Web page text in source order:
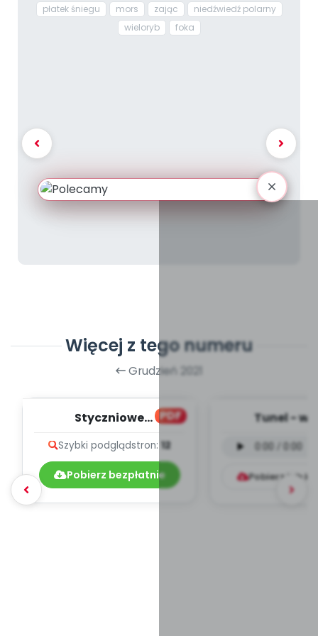
płatek śniegu mors zając
niedźwiedź polarny
wieloryb
foka
Więcej z tego numeru
Grudzień 2021
PDF
Styczniowe
piosenek
Szybki podglądstron: 12
Pobierz bezpłatnie
Tunel -
mp3)
Pobierz lub